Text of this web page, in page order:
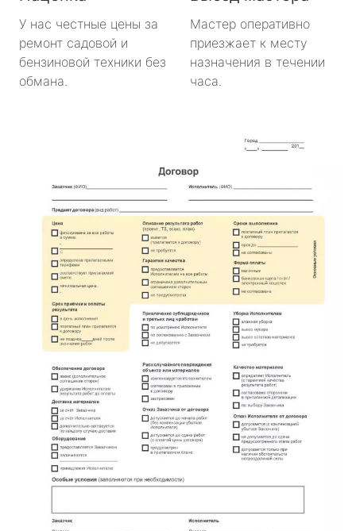
У нас честные цены за
ремонт садовой и
бензиновой техники без
обмана.
Мастер оперативно
приезжает к месту
назначения в течении
часа.